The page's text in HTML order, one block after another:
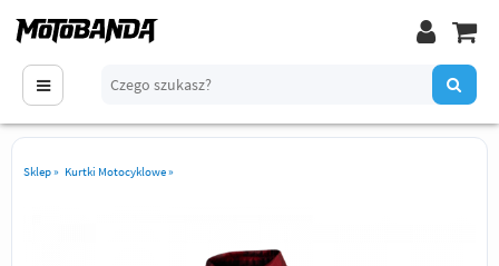
Sklep» Kurtki Motocyklowe»